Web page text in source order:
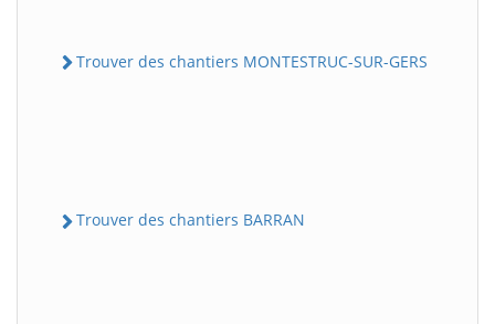
Trouver des chantiers MONTESTRUC-SUR-GERS
Trouver des chantiers BARRAN